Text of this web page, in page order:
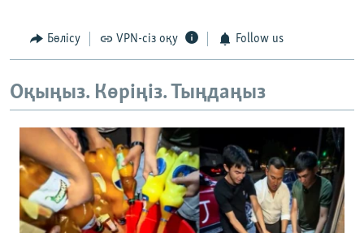
Бөлісу VPN-сіз оқу Follow us
Оқыңыз. Көріңіз. Тыңдаңыз